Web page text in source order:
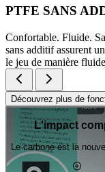
PTFE SANS
Confortable. Fluide.
sans additif assurent
le jeu de manière
Découvrez plus de
L'impact
Le carbone est la